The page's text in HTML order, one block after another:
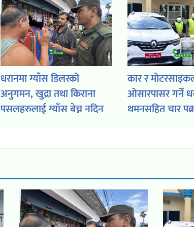
धरानमा ग्याँस डिलरको
अनुगमन, खुद्रा तथा किराना
पसलहरुलाई ग्याँस बेच्न नदिन
बिक्रेताहरुलाई आग्रह
कार र
ओसारपासर गर्ने
थमनसहित चार